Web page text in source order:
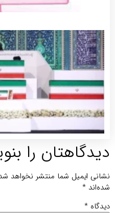
را
ایمیل شما منتشر نخواهد شد.
*
*